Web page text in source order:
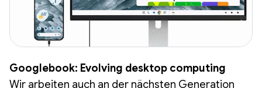
Googlebook: Evolving desktop computing
Wir arbeiten auch an der nächsten Generation